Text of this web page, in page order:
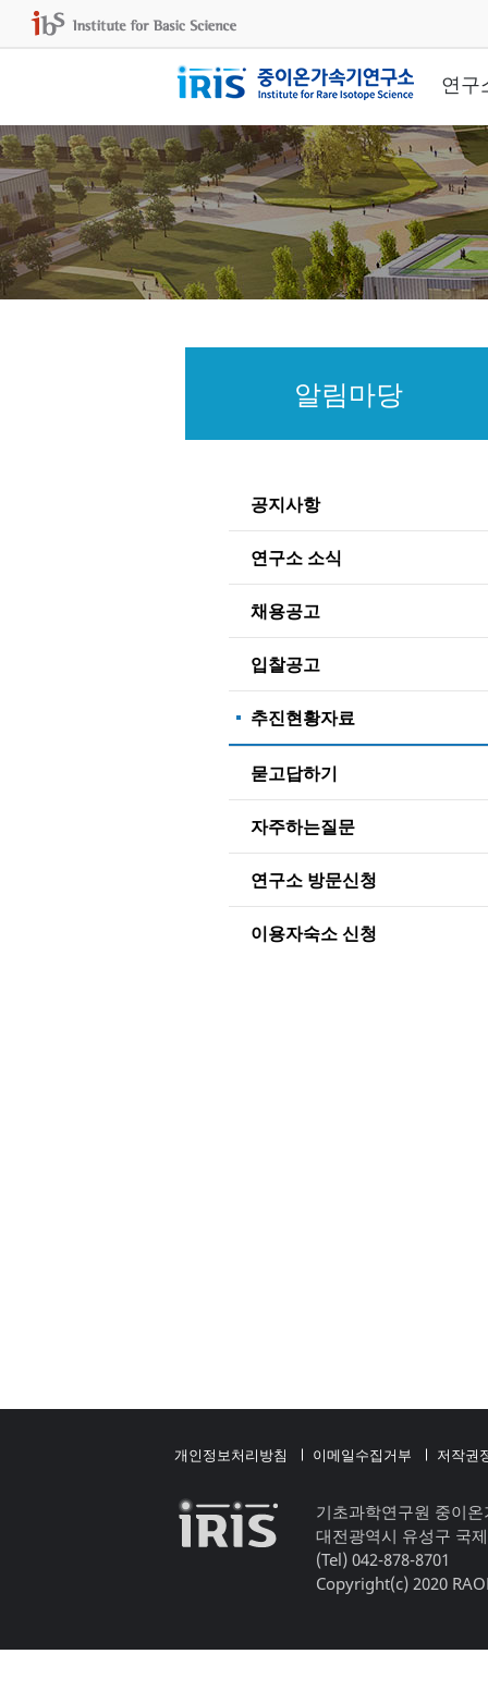
연구
알림마당
공지사항
연구소 소식
채용공고
입찰공고
추진현황자료
묻고답하기
자주하는질문
연구소 방문신청
이용자숙소 신청
개인정보처리방침 이메일수집거부 저작권
기초과학연구원 중이
대전광역시 유성구 국
(Tel) 042-878-8701
Copyright(c) 2020